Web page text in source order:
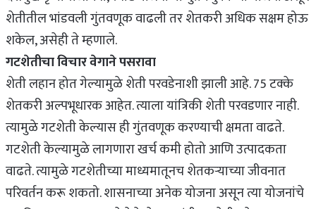
शेतीतील भांडवली गुंतवणूक वाढली तर शेतकरी अधिक सक्षम होऊ
शकेल, असेही ते म्हणाले.
गटशेतीचा विचार वेगाने पसरावा
शेती लहान होत गेल्यामुळे शेती परवडेनाशी झाली आहे. 75 टक्के
शेतकरी अल्पभूधारक आहेत. त्याला यांत्रिकी शेती परवडणार नाही.
त्यामुळे गटशेती केल्यास ही गुंतवणूक करण्याची क्षमता वाढते.
गटशेती केल्यामुळे लागणारा खर्च कमी होतो आणि उत्पादकता
वाढते. त्यामुळे गटशेतीच्या माध्यमातूनच शेतकऱ्याच्या जीवनात
परिवर्तन करू शकतो. शासनाच्या अनेक योजना असून त्या योजनांचे